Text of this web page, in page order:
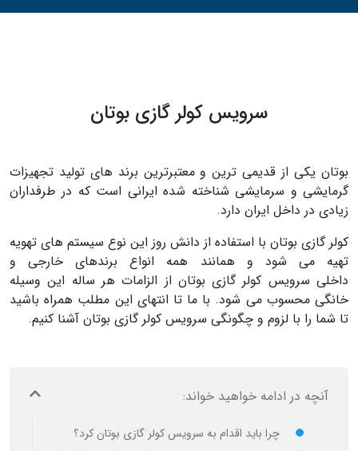
سرویس کولر گازی بوتان
بوتان یکی از قدیمی ترین و معتبرترین برند های تولید تجهیزات
گرمایشی و سرمایشی شناخته شده ایرانی است که در طرفداران
زیادی در داخل ایران دارد.
کولر گازی بوتان با استفاده از دانش روز این نوع سیستم های تهویه
تهیه می شود و همانند همه انواع برندهای خارجی و
داخلی سرویس کولر گازی بوتان از الزامات هر ساله این وسیله
خانگی محسوب می شود. با ما تا انتهای این مطلب همراه باشید
تا شما را با لزوم و چگونگی سرویس کولر گازی بوتان آشنا کنیم.
آنچه در ادامه خواهید خواند:
چرا باید اقدام به سرویس کولر گازی بوتان کرد؟